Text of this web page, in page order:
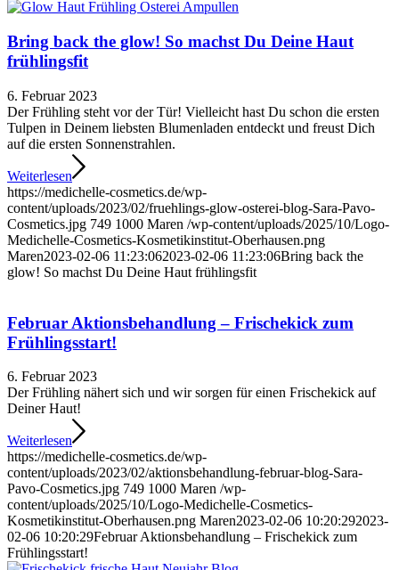
Bring back the glow! So machst Du Deine Haut
frühlingsfit
6. Februar 2023
Der Frühling steht vor der Tür! Vielleicht hast Du schon die ersten
Tulpen in Deinem liebsten Blumenladen entdeckt und freust Dich
auf die ersten Sonnenstrahlen.
Weiterlesen
https://medichelle-cosmetics.de/wp-
content/uploads/2023/02/fruehlings-glow-osterei-blog-Sara-Pavo-
Cosmetics.jpg 749 1000 Maren /wp-content/uploads/2025/10/Logo-
Medichelle-Cosmetics-Kosmetikinstitut-Oberhausen.png
Maren2023-02-06 11:23:062023-02-06 11:23:06Bring back the
glow! So machst Du Deine Haut frühlingsfit
Februar Aktionsbehandlung – Frischekick zum
Frühlingsstart!
6. Februar 2023
Der Frühling nähert sich und wir sorgen für einen Frischekick auf
Deiner Haut!
Weiterlesen
https://medichelle-cosmetics.de/wp-
content/uploads/2023/02/aktionsbehandlung-februar-blog-Sara-
Pavo-Cosmetics.jpg 749 1000 Maren /wp-
content/uploads/2025/10/Logo-Medichelle-Cosmetics-
Kosmetikinstitut-Oberhausen.png Maren2023-02-06 10:20:292023-
02-06 10:20:29Februar Aktionsbehandlung – Frischekick zum
Frühlingsstart!